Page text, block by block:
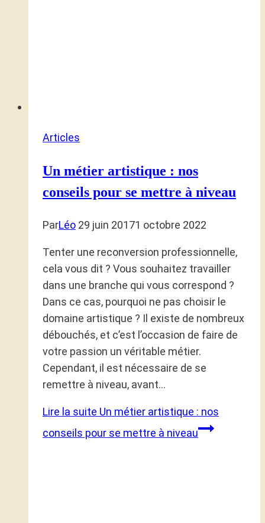
Articles
Un métier artistique : nos
conseils pour se mettre à niveau
ParLéo 29 juin 20171 octobre 2022
Tenter une reconversion professionnelle,
cela vous dit ? Vous souhaitez travailler
dans une branche qui vous correspond ?
Dans ce cas, pourquoi ne pas choisir le
domaine artistique ? Il existe de nombreux
débouchés, et c’est l’occasion de faire de
votre passion un véritable métier.
Cependant, il est nécessaire de se
remettre à niveau, avant…
Lire la suite Un métier artistique : nos
conseils pour se mettre à niveau